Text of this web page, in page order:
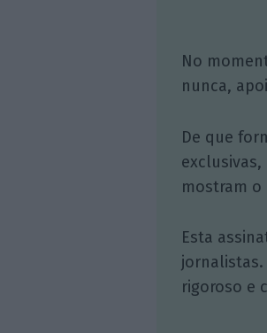
No
nunca,
De que
mostram
Esta
rigoroso e